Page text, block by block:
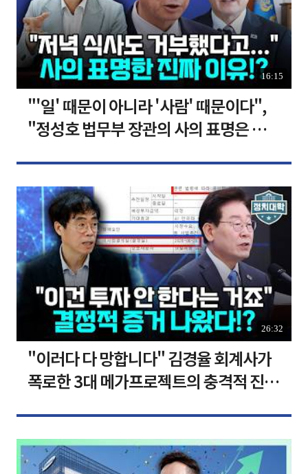
16:15
"'일' 때문이 아니라 '사람' 때문이다",
"정성호 법무부 장관의 사의 표명은 이재
26:32
"이러다 다 망합니다" 김경율 회계사가
폭로한 3대 메가프로젝트의 충격적 진실